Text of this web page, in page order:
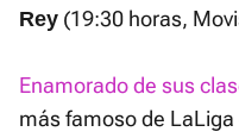
Rey (19:30 horas,
Enamorado de sus
más famoso de LaLiga